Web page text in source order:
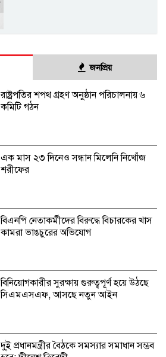
জনপ্রিয়
রাষ্ট্রপতির শপথ গ্রহণ অনুষ্ঠান পরিচালনায় ৬
কমিটি গঠন
এক মাস ২৩ দিনেও সন্ধান মিলেনি নিখোঁজ
শরীফের
বিএনপি নেতাকর্মীদের বিরুদ্ধে বিচারকের খাস
কামরা ভাঙচুরের অভিযোগ
বিনিয়োগকারীর সুরক্ষায় গুরুত্বপূর্ণ হয়ে উঠছে
সিএমএসএফ, আসছে নতুন আইন
দু্ই প্রধানমন্ত্রীর বৈঠকে সমস্যার সমাধান সম্ভব